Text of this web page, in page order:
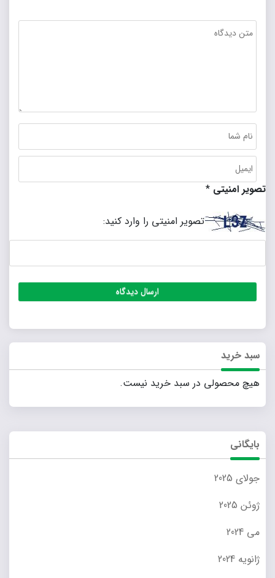
تصویر امنیتی *
تصویر امنیتی را وارد کنید:
سبد خرید
هیچ محصولی در سبد خرید نیست.
بایگانی
جولای 2025
ژوئن 2025
می 2024
ژانویه 2024